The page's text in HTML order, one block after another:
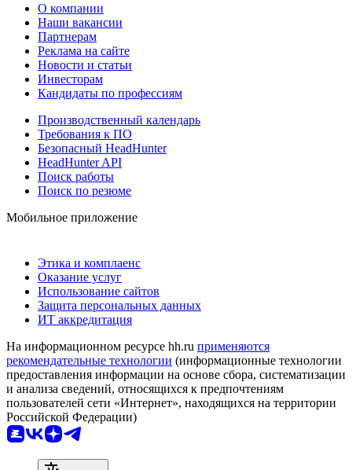
О компании
Наши вакансии
Партнерам
Реклама на сайте
Новости и статьи
Инвесторам
Кандидаты по профессиям
Производственный календарь
Требования к ПО
Безопасный HeadHunter
HeadHunter API
Поиск работы
Поиск по резюме
Мобильное приложение
Этика и комплаенс
Оказание услуг
Использование сайтов
Защита персональных данных
ИТ аккредитация
На информационном ресурсе hh.ru применяются
рекомендательные технологии (информационные технологии
предоставления информации на основе сбора, систематизации
и анализа сведений, относящихся к предпочтениям
пользователей сети «Интернет», находящихся на территории
Российской Федерации)